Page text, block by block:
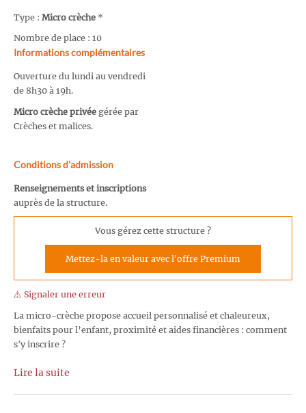
Type : Micro crèche *
Nombre de place : 10
Informations complémentaires
Ouverture du lundi au vendredi
de 8h30 à 19h.
Micro crèche privée gérée par
Crèches et malices.
Conditions d'admission
Renseignements et inscriptions
auprès de la structure.
Vous gérez cette structure ?
Mettez-la en valeur avec l'offre Premium
⚠️ Signaler une erreur
La micro-crèche propose accueil personnalisé et chaleureux,
bienfaits pour l’enfant, proximité et aides financières : comment
s'y inscrire ?
Lire la suite